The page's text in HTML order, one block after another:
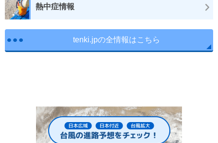
熱中症情報
tenki.jpの全情報はこちら